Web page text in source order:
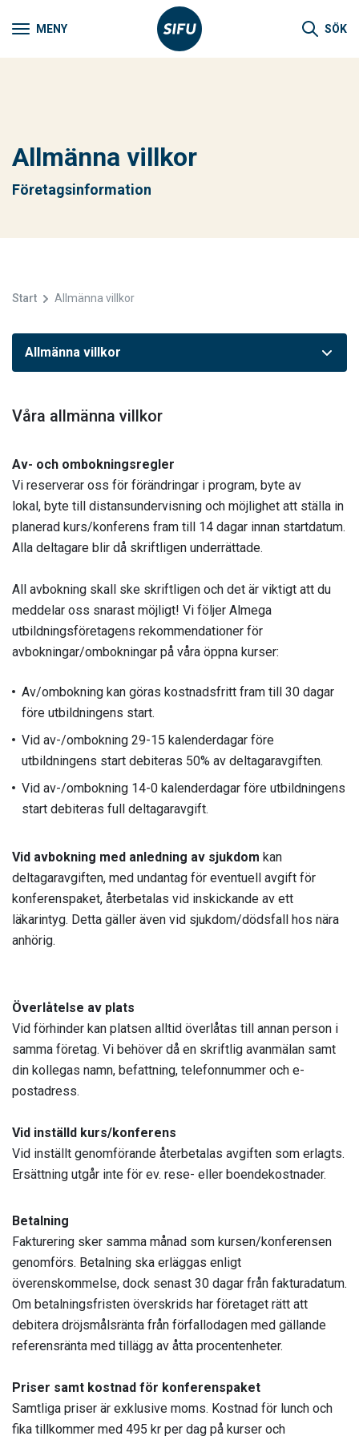
MENY SÖK
Allmänna villkor
Företagsinformation
Start Allmänna villkor
Allmänna villkor
Våra allmänna villkor
Av- och ombokningsregler
Vi reserverar oss för förändringar i program, byte av
lokal, byte till distansundervisning och möjlighet att ställa in
planerad kurs/konferens fram till 14 dagar innan startdatum.
Alla deltagare blir då skriftligen underrättade.
All avbokning skall ske skriftligen och det är viktigt att du
meddelar oss snarast möjligt! Vi följer Almega
utbildningsföretagens rekommendationer för
avbokningar/ombokningar på våra öppna kurser:
Av/ombokning kan göras kostnadsfritt fram till 30 dagar
före utbildningens start.
Vid av-/ombokning 29-15 kalenderdagar före
utbildningens start debiteras 50% av deltagaravgiften.
Vid av-/ombokning 14-0 kalenderdagar före utbildningens
start debiteras full deltagaravgift.
Vid avbokning med anledning av sjukdom kan
deltagaravgiften, med undantag för eventuell avgift för
konferenspaket, återbetalas vid inskickande av ett
läkarintyg. Detta gäller även vid sjukdom/dödsfall hos nära
anhörig.
Överlåtelse av plats
Vid förhinder kan platsen alltid överlåtas till annan person i
samma företag. Vi behöver då en skriftlig avanmälan samt
din kollegas namn, befattning, telefonnummer och e-
postadress.
Vid inställd kurs/konferens
Vid inställt genomförande återbetalas avgiften som erlagts.
Ersättning utgår inte för ev. rese- eller boendekostnader.
Betalning
Fakturering sker samma månad som kursen/konferensen
genomförs. Betalning ska erläggas enligt
överenskommelse, dock senast 30 dagar från fakturadatum.
Om betalningsfristen överskrids har företaget rätt att
debitera dröjsmålsränta från förfallodagen med gällande
referensränta med tillägg av åtta procentenheter.
Priser samt kostnad för konferenspaket
Samtliga priser är exklusive moms. Kostnad för lunch och
fika tillkommer med 495 kr per dag på kurser och